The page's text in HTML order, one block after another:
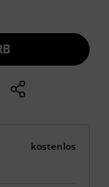
kostenlos